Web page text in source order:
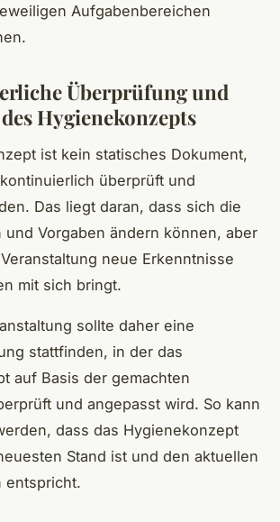
Aufgabenbereichen
Überprüfung und
Hygienekonzepts
ist kein statisches Dokument,
überprüft und
Das liegt daran, dass sich die
und Vorgaben ändern können, aber
neue Erkenntnisse
mit sich bringt.
sollte daher eine
stattfinden, in der das
auf Basis der gemachten
und angepasst wird. So kann
dass das Hygienekonzept
Stand ist und den aktuellen
entspricht.